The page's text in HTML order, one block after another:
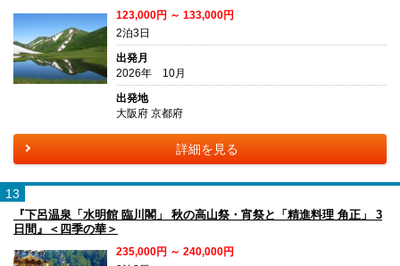
123,000円 ～ 133,000円
2泊3日
出発月
2026年 10月
出発地
大阪府 京都府
詳細を見る
13
『下呂温泉「水明館 臨川閣」 秋の高山祭・宵祭と「精進料理 角正」 3
日間』＜四季の華＞
235,000円 ～ 240,000円